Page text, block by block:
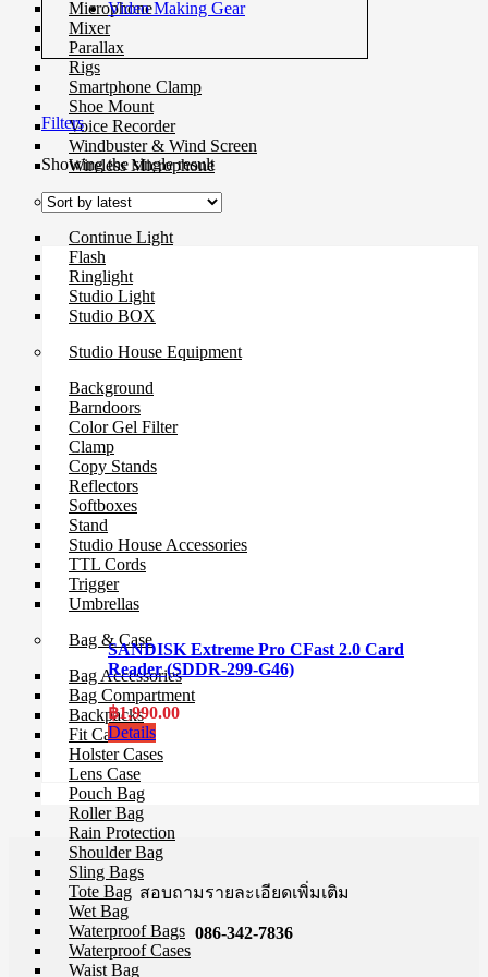
Microphone
Mixer
Parallax
Rigs
Smartphone Clamp
Shoe Mount
Voice Recorder
Windbuster & Wind Screen
Wireless Microphone
Flash & Light
Continue Light
Flash
Ringlight
Studio Light
Studio BOX
Studio House Equipment
Background
Barndoors
Color Gel Filter
Clamp
Copy Stands
Reflectors
Softboxes
Stand
Studio House Accessories
TTL Cords
Trigger
Umbrellas
Bag & Case
Bag Accessories
Bag Compartment
Backpacks
Fit Case
Holster Cases
Lens Case
Pouch Bag
Roller Bag
Rain Protection
Shoulder Bag
Sling Bags
Tote Bag
Wet Bag
Waterproof Bags
Waterproof Cases
Waist Bag
Video Making Gear
Filters
Showing the single result
SANDISK Extreme Pro CFast 2.0 Card
Reader (SDDR-299-G46)
฿1,990.00
Details
สอบถามรายละเอียดเพิ่มเติม
086-342-7836